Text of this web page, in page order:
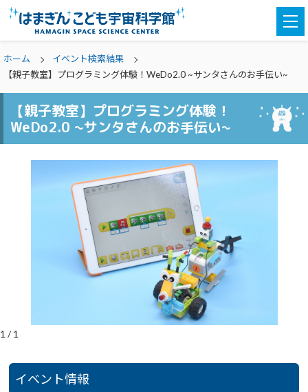
ホーム
イベント検索結果
【親子教室】プログラミング体験！WeDo2.0 ~サンタさんのお手伝い~
【親子教室】プログラミング体験！
WeDo2.0 ~サンタさんのお手伝い~
1 /1
イベント情報